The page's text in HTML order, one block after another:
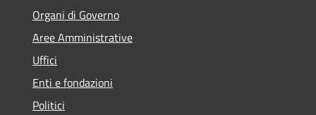
Organi di Governo
Aree Amministrative
Uffici
Enti e fondazioni
Politici